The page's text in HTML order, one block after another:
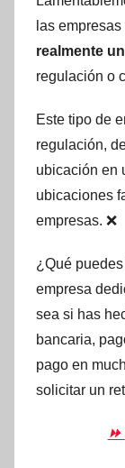
las
realmente
regulación o
Este tipo de
regulación,
ubicación en
ubicaciones
empresas. ❌
¿Qué
empresa
sea si has
bancaria,
pago en
solicitar un
⏩